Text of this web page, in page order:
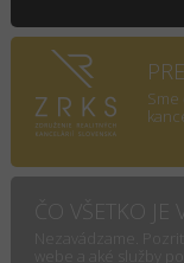
ČO VŠETKO JE